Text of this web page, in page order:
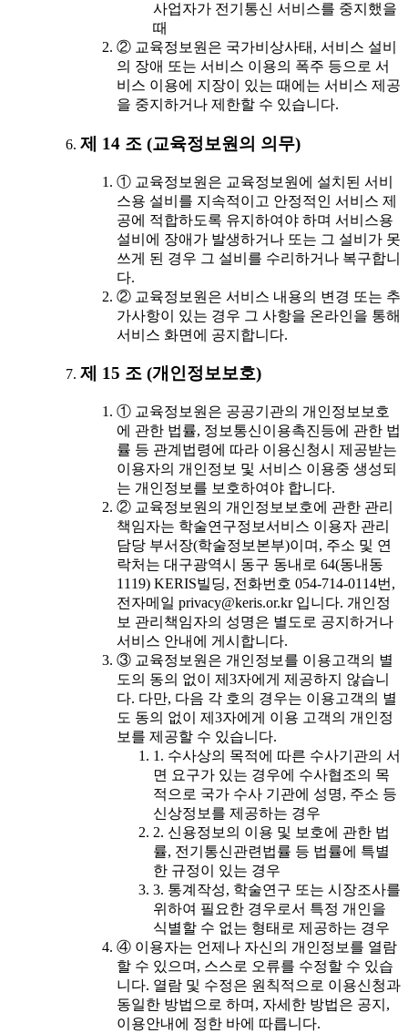
사업자가 전기통신 서비스를 중지했을
때
② 교육정보원은 국가비상사태, 서비스 설비
의 장애 또는 서비스 이용의 폭주 등으로 서
비스 이용에 지장이 있는 때에는 서비스 제공
을 중지하거나 제한할 수 있습니다.
제 14 조 (교육정보원의 의무)
① 교육정보원은 교육정보원에 설치된 서비
스용 설비를 지속적이고 안정적인 서비스 제
공에 적합하도록 유지하여야 하며 서비스용
설비에 장애가 발생하거나 또는 그 설비가 못
쓰게 된 경우 그 설비를 수리하거나 복구합니
다.
② 교육정보원은 서비스 내용의 변경 또는 추
가사항이 있는 경우 그 사항을 온라인을 통해
서비스 화면에 공지합니다.
제 15 조 (개인정보보호)
① 교육정보원은 공공기관의 개인정보보호
에 관한 법률, 정보통신이용촉진등에 관한 법
률 등 관계법령에 따라 이용신청시 제공받는
이용자의 개인정보 및 서비스 이용중 생성되
는 개인정보를 보호하여야 합니다.
② 교육정보원의 개인정보보호에 관한 관리
책임자는 학술연구정보서비스 이용자 관리
담당 부서장(학술정보본부)이며, 주소 및 연
락처는 대구광역시 동구 동내로 64(동내동
1119) KERIS빌딩, 전화번호 054-714-0114번,
전자메일 privacy@keris.or.kr 입니다. 개인정
보 관리책임자의 성명은 별도로 공지하거나
서비스 안내에 게시합니다.
③ 교육정보원은 개인정보를 이용고객의 별
도의 동의 없이 제3자에게 제공하지 않습니
다. 다만, 다음 각 호의 경우는 이용고객의 별
도 동의 없이 제3자에게 이용 고객의 개인정
보를 제공할 수 있습니다.
1. 수사상의 목적에 따른 수사기관의 서
면 요구가 있는 경우에 수사협조의 목
적으로 국가 수사 기관에 성명, 주소 등
신상정보를 제공하는 경우
2. 신용정보의 이용 및 보호에 관한 법
률, 전기통신관련법률 등 법률에 특별
한 규정이 있는 경우
3. 통계작성, 학술연구 또는 시장조사를
위하여 필요한 경우로서 특정 개인을
식별할 수 없는 형태로 제공하는 경우
④ 이용자는 언제나 자신의 개인정보를 열람
할 수 있으며, 스스로 오류를 수정할 수 있습
니다. 열람 및 수정은 원칙적으로 이용신청과
동일한 방법으로 하며, 자세한 방법은 공지,
이용안내에 정한 바에 따릅니다.